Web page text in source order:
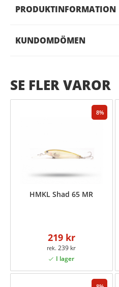
PRODUKTINFORMATION
KUNDOMDÖMEN
SE FLER VAROR
8
HMKL Shad 65 MR
219 kr
239 kr